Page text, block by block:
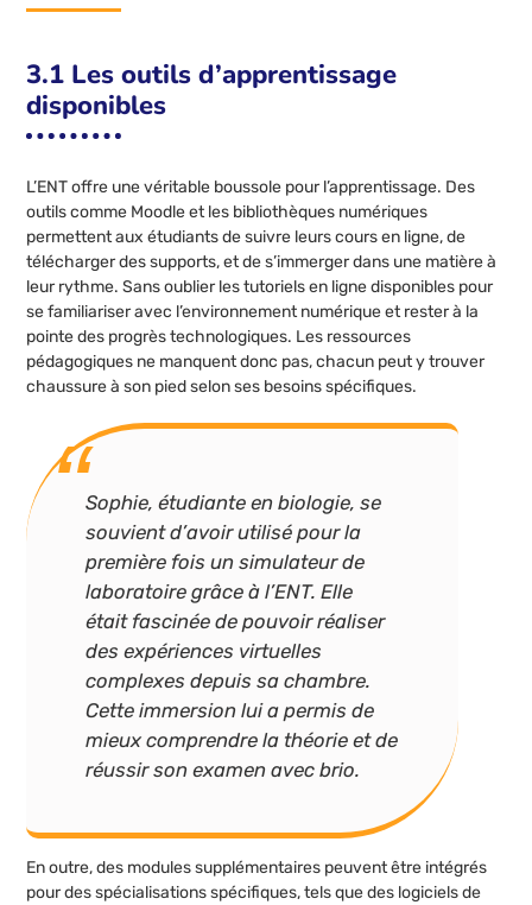
3.1 Les outils d’apprentissage
disponibles
L’ENT offre une véritable boussole pour l’apprentissage. Des
outils comme Moodle et les bibliothèques numériques
permettent aux étudiants de suivre leurs cours en ligne, de
télécharger des supports, et de s’immerger dans une matière à
leur rythme. Sans oublier les tutoriels en ligne disponibles pour
se familiariser avec l’environnement numérique et rester à la
pointe des progrès technologiques. Les ressources
pédagogiques ne manquent donc pas, chacun peut y trouver
chaussure à son pied selon ses besoins spécifiques.
Sophie, étudiante en biologie, se
souvient d’avoir utilisé pour la
première fois un simulateur de
laboratoire grâce à l’ENT. Elle
était fascinée de pouvoir réaliser
des expériences virtuelles
complexes depuis sa chambre.
Cette immersion lui a permis de
mieux comprendre la théorie et de
réussir son examen avec brio.
En outre, des modules supplémentaires peuvent être intégrés
pour des spécialisations spécifiques, tels que des logiciels de